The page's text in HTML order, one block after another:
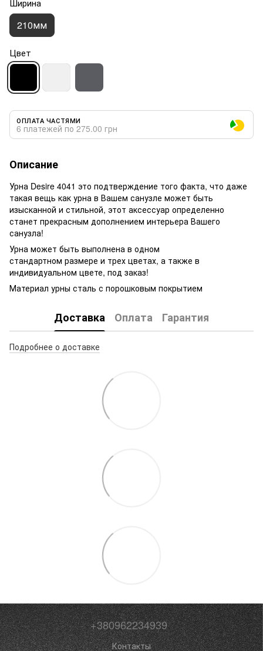
Ширина
210мм
Цвет
ОПЛАТА ЧАСТЯМИ
6 платежей по 275.00 грн
Описание
Урна Desire 4041 это подтверждение того факта, что даже
такая вещь как урна в Вашем санузле может быть
изысканной и стильной, этот аксессуар определенно
станет прекрасным дополнением интерьера Вашего
санузла!
Урна может быть выполнена в одном
стандартном размере и трех цветах, а также в
индивидуальном цвете, под заказ!
Материал урны сталь с порошковым покрытием
Доставка Оплата Гарантия
Подробнее о доставке
+380962234939
Контакты